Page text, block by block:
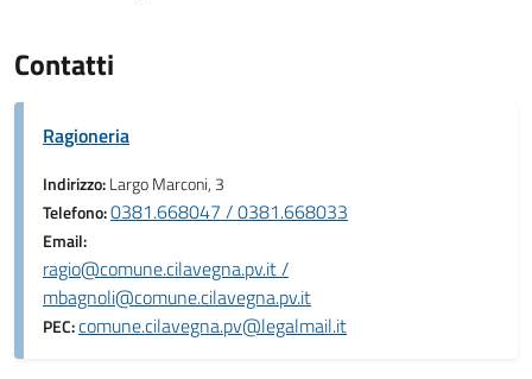
Contatti
Ragioneria
Indirizzo:Largo Marconi, 3
Telefono:0381.668047 / 0381.668033
Email:
ragio@comune.cilavegna.pv.it /
mbagnoli@comune.cilavegna.pv.it
PEC:comune.cilavegna.pv@legalmail.it